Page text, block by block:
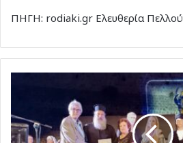
ΠΗΓΗ: rodiaki.gr Ελευθερία Πελλού
γιορτάστηκαν
τα
30